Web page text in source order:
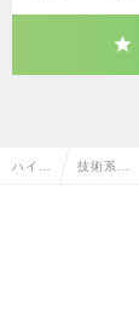
ハイク 技術系